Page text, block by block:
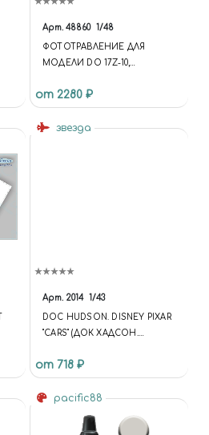
Арт. 48860 1/48
ФОТОТРАВЛЕНИЕ ДЛЯ
МОДЕЛИ DO 17Z-10,
от 2280 ₽
звезда
Арт. 2014 1/43
DOC HUDSON. DISNEY PIXAR
"CARS" (ДОК ХАДСОН.
от 718 ₽
pacific88